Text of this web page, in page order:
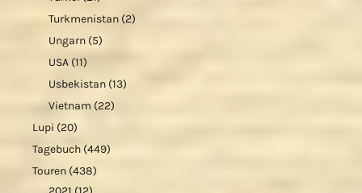
Turkmenistan (2)
Ungarn (5)
USA (11)
Usbekistan (13)
Vietnam (22)
Lupi (20)
Tagebuch (449)
Touren (438)